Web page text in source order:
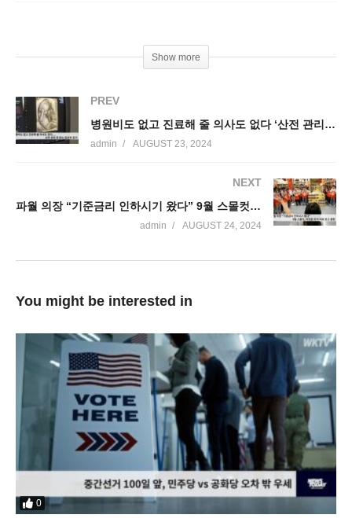
Show more
PREV
병원비도 없고 진료해 줄 의사도 없다 ‘산전 관리 못 받는 임산부 증가’
admin AUGUST 23, 2024
NEXT
파월 의장 “기준금리 인하시기 왔다” 9월 스몰컷, 빅컷은 추가 지표 보고 결정
admin AUGUST 24, 2024
You might be interested in
0